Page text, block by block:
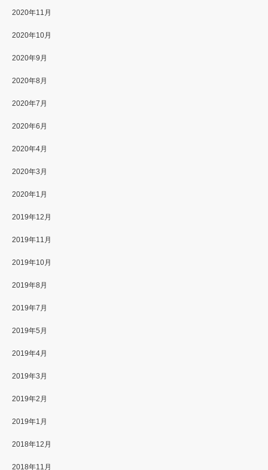
2020年11月
2020年10月
2020年9月
2020年8月
2020年7月
2020年6月
2020年4月
2020年3月
2020年1月
2019年12月
2019年11月
2019年10月
2019年8月
2019年7月
2019年5月
2019年4月
2019年3月
2019年2月
2019年1月
2018年12月
2018年11月